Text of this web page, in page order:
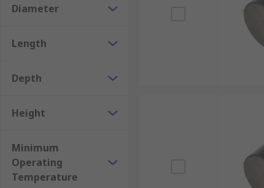
Diameter
Length
Depth
Height
Minimum
Operating
Temperature